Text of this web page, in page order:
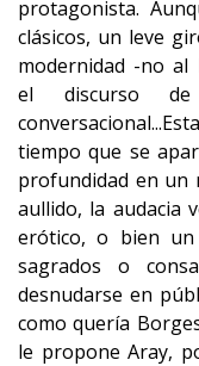
protagonista.
clásicos, un leve
modernidad -no al
el discurso
tiempo que se
profundidad en un
aullido, la audacia
erótico, o bien
sagrados o
desnudarse en
como quería
le propone Aray,